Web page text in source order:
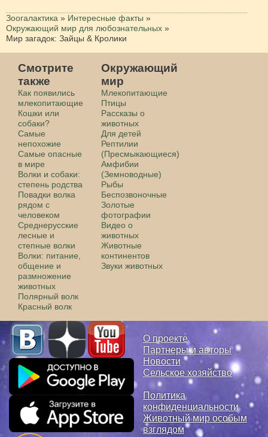
Зоогалактика » Интересные факты »
Окружающий мир для любознательных »
Мир загадок: Зайцы & Кролики
Смотрите
также
Как появились
млекопитающие
Кошки или
собаки?
Самые
непохожие
Самые опасные
в мире
Волки и собаки:
степень родства
Повадки волка
рядом с
человеком
Среднерусские
лесные и
степные волки
Волки: питание,
общение и
размножение
животных
Полярный волк
Красный волк
Окружающий
мир
Млекопитающие
Птицы
Рассказы о
животных
Для детей
Рептилии
(Пресмыкающиеся)
Амфибии
(Земноводные)
Рыбы
Беспозвоночные
Золотые
фотографии
Видео о
животных
Животные
континентов
Звуки животных
О проекте
Партнеры и авторы
Новости
Сельское хозяйство
Политика
конфиденциальности
Животный мир особым
взглядом